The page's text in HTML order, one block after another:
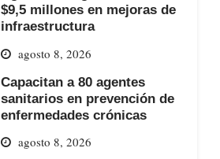
$9,5 millones en mejoras de
infraestructura
agosto 8, 2026
Capacitan a 80 agentes
sanitarios en prevención de
enfermedades crónicas
agosto 8, 2026